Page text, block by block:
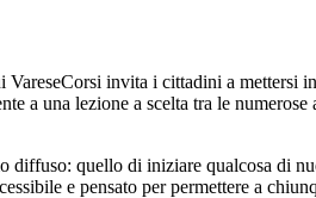
VareseCorsi invita i cittadini a
a una lezione a scelta tra le
diffuso: quello di iniziare qualcosa di
e pensato per permettere a